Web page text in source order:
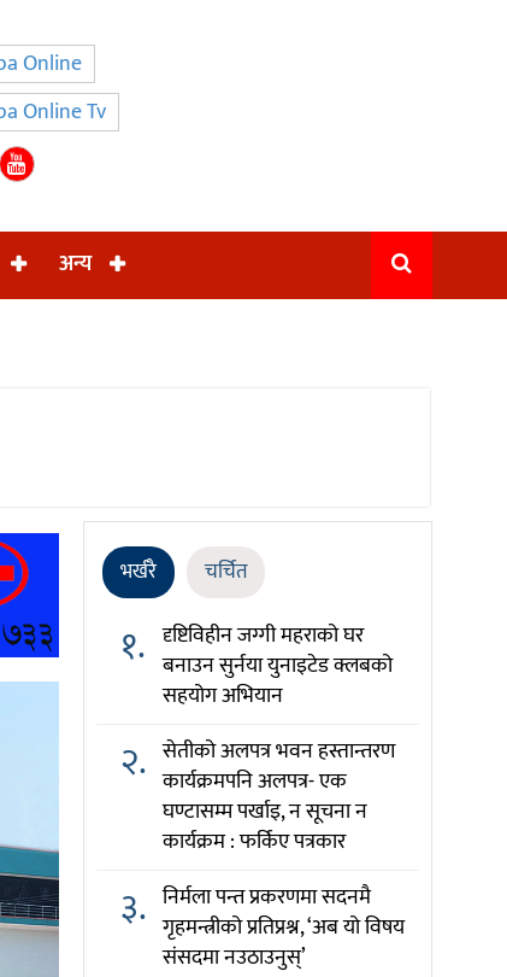
Online
Online Tv
अन्य
भर्खरै चर्चित
१. दृष्टिविहीन जग्गी महराको घर
बनाउन सुर्नया युनाइटेड क्लबको
सहयोग अभियान
२. सेतीको अलपत्र भवन हस्तान्तरण
कार्यक्रमपनि अलपत्र- एक
घण्टासम्म पर्खाइ, न सूचना न
कार्यक्रम : फर्किए पत्रकार
३. निर्मला पन्त प्रकरणमा सदनमै
गृहमन्त्रीको प्रतिप्रश्न, ‘अब यो विषय
संसदमा नउठाउनुस्’